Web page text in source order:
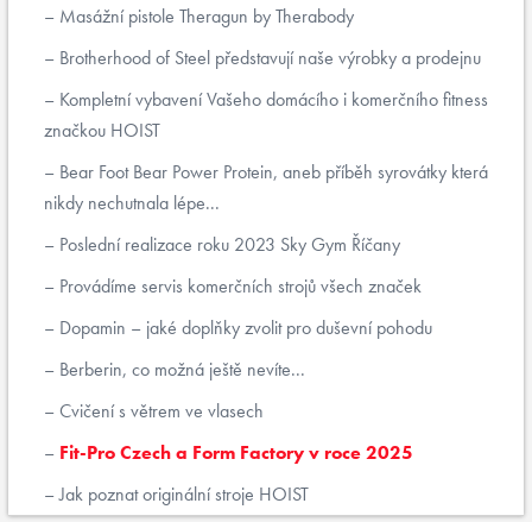
Masážní pistole Theragun by Therabody
Brotherhood of Steel představují naše výrobky a prodejnu
Kompletní vybavení Vašeho domácího i komerčního fitness
značkou HOIST
Bear Foot Bear Power Protein, aneb příběh syrovátky která
nikdy nechutnala lépe...
Poslední realizace roku 2023 Sky Gym Říčany
Provádíme servis komerčních strojů všech značek
Dopamin – jaké doplňky zvolit pro duševní pohodu
Berberin, co možná ještě nevíte...
Cvičení s větrem ve vlasech
Fit-Pro Czech a Form Factory v roce 2025
Jak poznat originální stroje HOIST